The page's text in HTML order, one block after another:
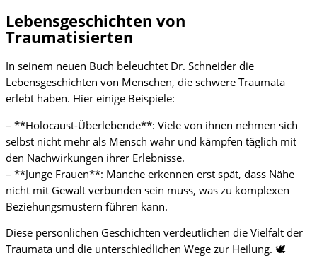
Lebensgeschichten von
Traumatisierten
In seinem neuen Buch beleuchtet Dr. Schneider die
Lebensgeschichten von Menschen, die schwere Traumata
erlebt haben. Hier einige Beispiele:
– **Holocaust-Überlebende**: Viele von ihnen nehmen sich
selbst nicht mehr als Mensch wahr und kämpfen täglich mit
den Nachwirkungen ihrer Erlebnisse.
– **Junge Frauen**: Manche erkennen erst spät, dass Nähe
nicht mit Gewalt verbunden sein muss, was zu komplexen
Beziehungsmustern führen kann.
Diese persönlichen Geschichten verdeutlichen die Vielfalt der
Traumata und die unterschiedlichen Wege zur Heilung. 🕊️